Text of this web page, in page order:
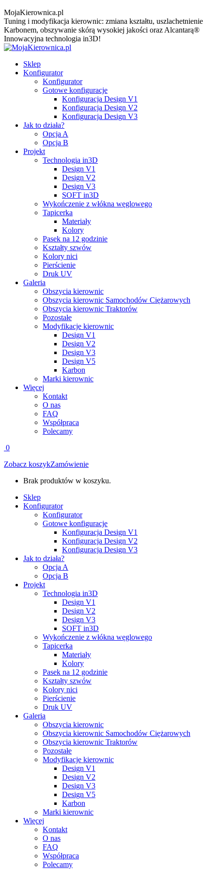
MojaKierownica.pl
Tuning i modyfikacja kierownic: zmiana kształtu, uszlachetnienie
Karbonem, obszywanie skórą wysokiej jakości oraz Alcantarą®
Innowacyjna technologia in3D!
Sklep
Konfigurator
Konfigurator
Gotowe konfiguracje
Konfiguracja Design V1
Konfiguracja Design V2
Konfiguracja Design V3
Jak to działa?
Opcja A
Opcja B
Projekt
Technologia in3D
Design V1
Design V2
Design V3
SOFT in3D
Wykończenie z włókna węglowego
Tapicerka
Materiały
Kolory
Pasek na 12 godzinie
Kształty szwów
Kolory nici
Pierścienie
Druk UV
Galeria
Obszycia kierownic
Obszycia kierownic Samochodów Ciężarowych
Obszycia kierownic Traktorów
Pozostałe
Modyfikacje kierownic
Design V1
Design V2
Design V3
Design V5
Karbon
Marki kierownic
Więcej
Kontakt
O nas
FAQ
Współpraca
Polecamy
0
Zobacz koszykZamówienie
Brak produktów w koszyku.
Sklep
Konfigurator
Konfigurator
Gotowe konfiguracje
Konfiguracja Design V1
Konfiguracja Design V2
Konfiguracja Design V3
Jak to działa?
Opcja A
Opcja B
Projekt
Technologia in3D
Design V1
Design V2
Design V3
SOFT in3D
Wykończenie z włókna węglowego
Tapicerka
Materiały
Kolory
Pasek na 12 godzinie
Kształty szwów
Kolory nici
Pierścienie
Druk UV
Galeria
Obszycia kierownic
Obszycia kierownic Samochodów Ciężarowych
Obszycia kierownic Traktorów
Pozostałe
Modyfikacje kierownic
Design V1
Design V2
Design V3
Design V5
Karbon
Marki kierownic
Więcej
Kontakt
O nas
FAQ
Współpraca
Polecamy